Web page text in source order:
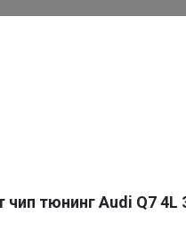
чип тюнинг Audi Q7 4L